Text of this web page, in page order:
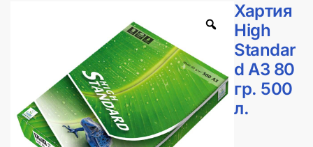
Хартия
High
Standar
d A3 80
гр. 500
л.